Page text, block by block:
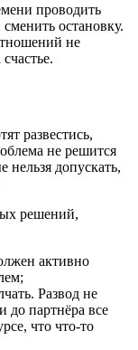
проводить
остановку.
не
развестись,
не решится
нельзя допускать,
решений,
активно
Развод не
до партнёра все
что что-то